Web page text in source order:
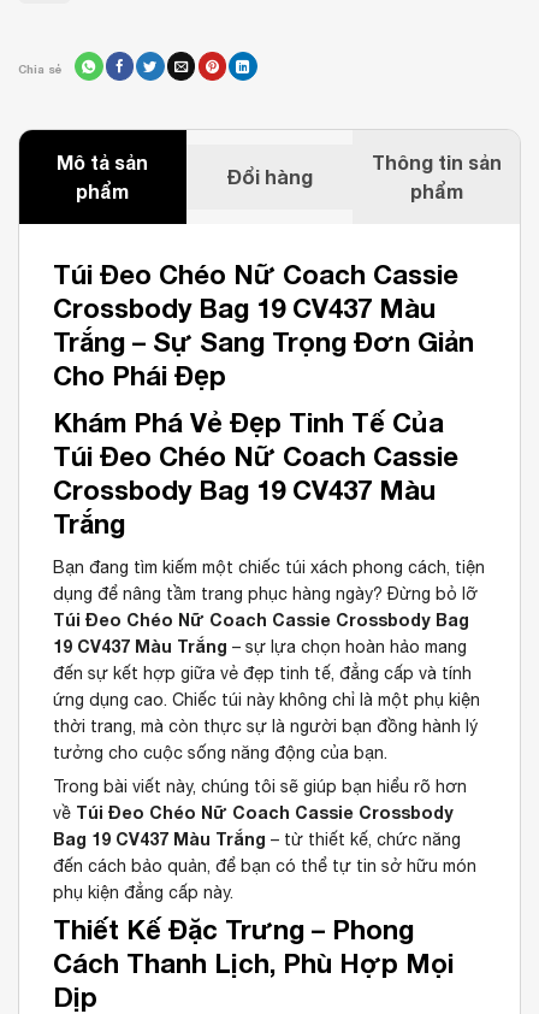
Chia sẻ
Mô tả sản
phẩm
Đổi hàng
Thông tin sản
phẩm
Túi Đeo Chéo Nữ Coach Cassie
Crossbody Bag 19 CV437 Màu
Trắng – Sự Sang Trọng Đơn Giản
Cho Phái Đẹp
Khám Phá Vẻ Đẹp Tinh Tế Của
Túi Đeo Chéo Nữ Coach Cassie
Crossbody Bag 19 CV437 Màu
Trắng
Bạn đang tìm kiếm một chiếc túi xách phong cách, tiện
dụng để nâng tầm trang phục hàng ngày? Đừng bỏ lỡ
Túi Đeo Chéo Nữ Coach Cassie Crossbody Bag
19 CV437 Màu Trắng – sự lựa chọn hoàn hảo mang
đến sự kết hợp giữa vẻ đẹp tinh tế, đẳng cấp và tính
ứng dụng cao. Chiếc túi này không chỉ là một phụ kiện
thời trang, mà còn thực sự là người bạn đồng hành lý
tưởng cho cuộc sống năng động của bạn.
Trong bài viết này, chúng tôi sẽ giúp bạn hiểu rõ hơn
về Túi Đeo Chéo Nữ Coach Cassie Crossbody
Bag 19 CV437 Màu Trắng – từ thiết kế, chức năng
đến cách bảo quản, để bạn có thể tự tin sở hữu món
phụ kiện đẳng cấp này.
Thiết Kế Đặc Trưng – Phong
Cách Thanh Lịch, Phù Hợp Mọi
Dịp